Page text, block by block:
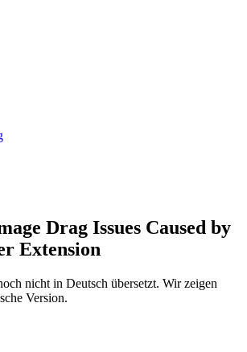
Drag Issues Caused by
Extension
nicht in Deutsch übersetzt. Wir zeigen
Version.